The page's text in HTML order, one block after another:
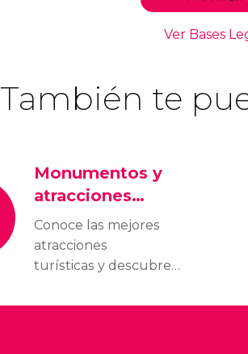
También te
Monumentos y
atracciones
turísticas
Conoce las mejores
atracciones
turísticas y descubre
monumentos